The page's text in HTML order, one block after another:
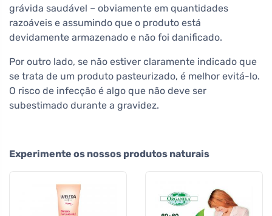
grávida saudável – obviamente em quantidades
razoáveis e assumindo que o produto está
devidamente armazenado e não foi danificado.
Por outro lado, se não estiver claramente indicado que
se trata de um produto pasteurizado, é melhor evitá-lo.
O risco de infecção é algo que não deve ser
subestimado durante a gravidez.
Experimente os nossos produtos naturais